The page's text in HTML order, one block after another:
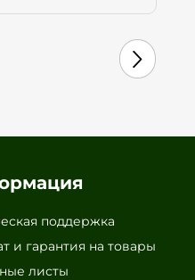
поддержка
и гарантия на товары
листы